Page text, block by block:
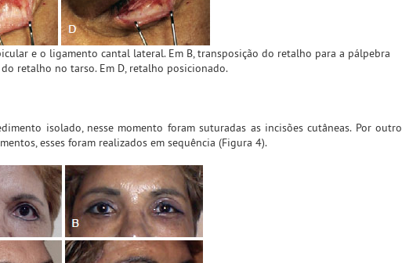
e o ligamento cantal lateral. Em B, transposição do retalho para a pálpebra
do retalho no tarso. Em D, retalho posicionado.
isolado, nesse momento foram suturadas as incisões cutâneas. Por outro
esses foram realizados em sequência (Figura 4).